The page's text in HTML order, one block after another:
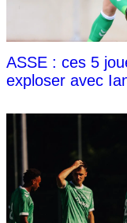
ASSE : ces 5
exploser avec